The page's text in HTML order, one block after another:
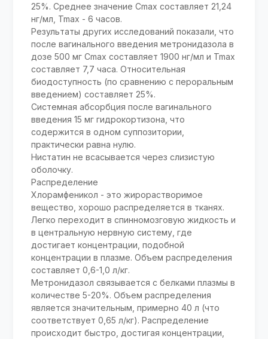
25%. Среднее значение Cmax составляет 21,24
нг/мл, Tmax - 6 часов.
Результаты других исследований показали, что
после вагинального введения метронидазола в
дозе 500 мг Cmax составляет 1900 нг/мл и Tmax
составляет 7,7 часа. Относительная
биодоступность (по сравнению с пероральным
введением) составляет 25%.
Системная абсорбция после вагинального
введения 15 мг гидрокортизона, что
содержится в одном суппозитории,
практически равна нулю.
Нистатин не всасывается через слизистую
оболочку.
Распределение
Хлорамфеникол - это жирорастворимое
вещество, хорошо распределяется в тканях.
Легко переходит в спинномозговую жидкость и
в центральную нервную систему, где
достигает концентрации, подобной
концентрации в плазме. Объем распределения
составляет 0,6-1,0 л/кг.
Метронидазол связывается с белками плазмы в
количестве 5-20%. Объем распределения
является значительным, примерно 40 л (что
соответствует 0,65 л/кг). Распределение
происходит быстро, достигая концентрации,